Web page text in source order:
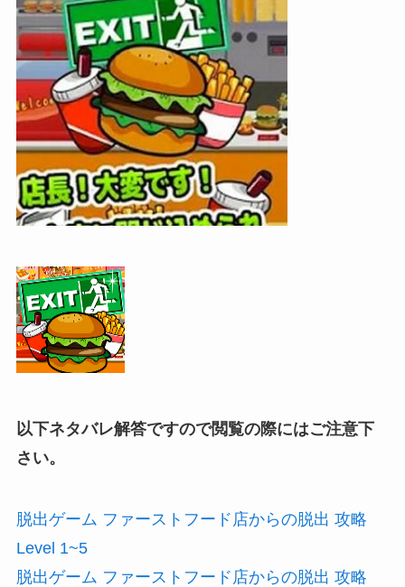
以下ネタバレ解答ですので閲覧の際にはご注意下
さい。
脱出ゲーム ファーストフード店からの脱出 攻略
Level 1~5
脱出ゲーム ファーストフード店からの脱出 攻略